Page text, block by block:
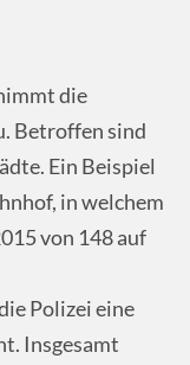
die
Betroffen sind
Ein Beispiel
in welchem
von 148 auf
Polizei eine
Insgesamt